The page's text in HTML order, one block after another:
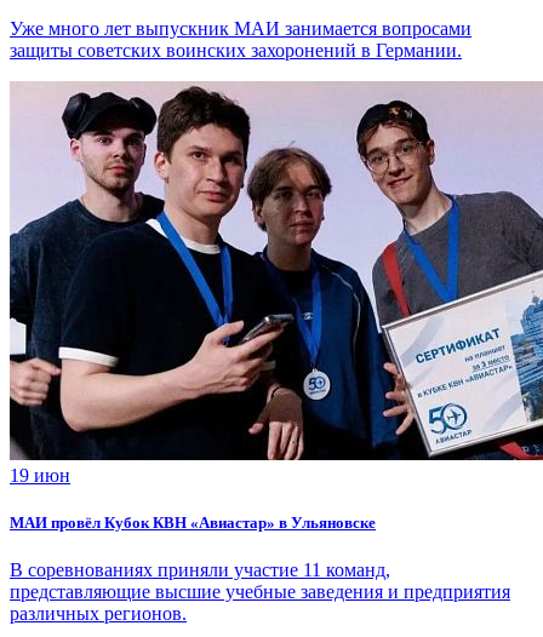
Уже много лет выпускник МАИ занимается вопросами
защиты советских воинских захоронений в Германии.
19 июн
МАИ провёл Кубок КВН «Авиастар» в Ульяновске
В соревнованиях приняли участие 11 команд,
представляющие высшие учебные заведения и предприятия
различных регионов.